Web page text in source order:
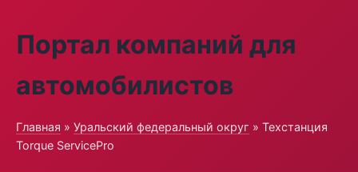
Портал компаний для
автомобилистов
Главная » Уральский федеральный округ » Техстанция
Torque ServicePro